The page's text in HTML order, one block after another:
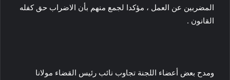
المضربين عن العمل ، مؤكدا لجمع منهم بأن الاضراب حق كفله
القانون .
ومدح بعض أعضاء اللجنة تجاوب نائب رئيس القضاء مولانا